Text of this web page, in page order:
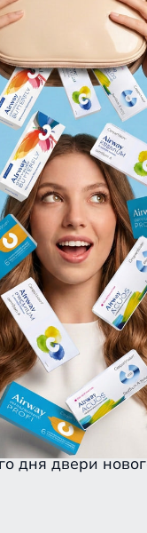
дня двери